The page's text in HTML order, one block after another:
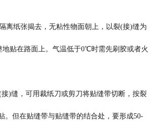
离纸张揭去，无粘性物面朝上，以裂(接)缝为
地贴在路面上。气温低于0℃时需先刷胶或者火
)缝，可用裁纸刀或剪刀将贴缝带切断，按裂
。但在贴缝带与贴缝带的结合处，要形成50-